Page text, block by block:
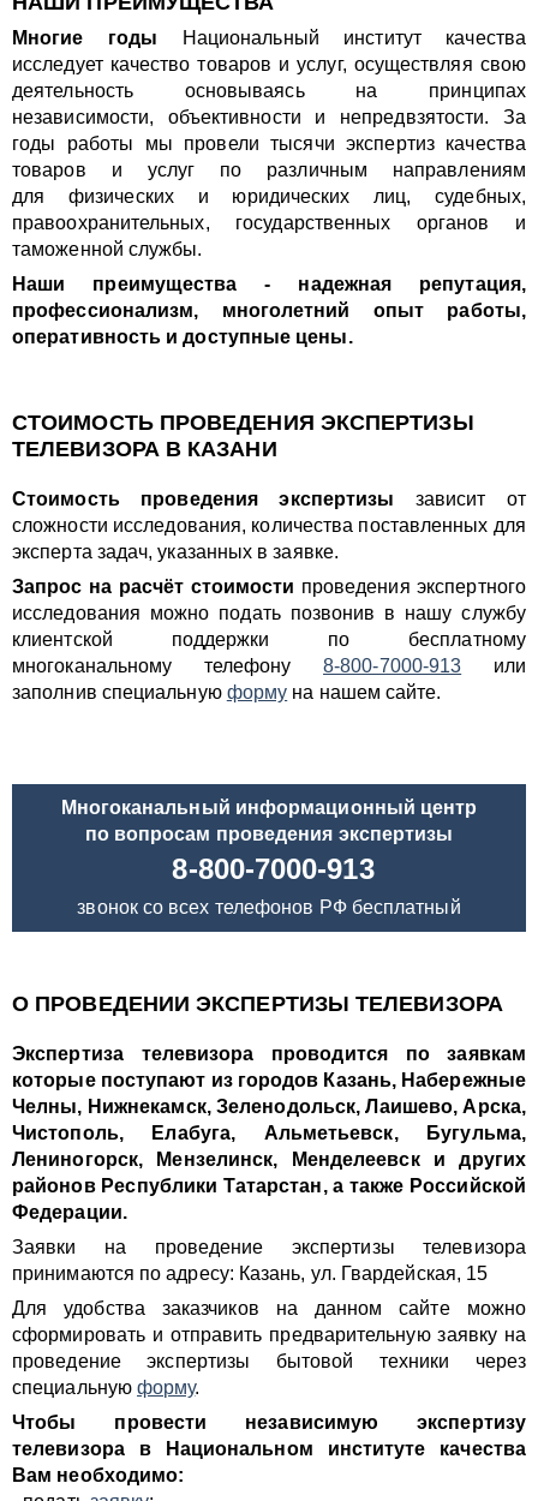
Многие годы Национальный институт качества
исследует качество товаров и услуг, осуществляя свою
деятельность основываясь на принципах
независимости, объективности и непредвзятости. За
годы работы мы провели тысячи экспертиз качества
товаров и услуг по различным направлениям
для физических и юридических лиц, судебных,
правоохранительных, государственных органов и
таможенной службы.
Наши преимущества - надежная репутация,
профессионализм, многолетний опыт работы,
оперативность и доступные цены.
СТОИМОСТЬ ПРОВЕДЕНИЯ ЭКСПЕРТИЗЫ
ТЕЛЕВИЗОРА В КАЗАНИ
Стоимость проведения экспертизы зависит от
сложности исследования, количества поставленных для
эксперта задач, указанных в заявке.
Запрос на расчёт стоимости проведения экспертного
исследования можно подать позвонив в нашу службу
клиентской поддержки по бесплатному
многоканальному телефону8-800-7000-913 или
заполнив специальную форму на нашем сайте.
Многоканальный информационный центр
по вопросам проведения экспертизы
8-800-7000-913
звонок со всех телефонов РФ бесплатный
О ПРОВЕДЕНИИ ЭКСПЕРТИЗЫ ТЕЛЕВИЗОРА
Экспертиза телевизора проводится по заявкам
которые поступают из городов Казань, Набережные
Челны, Нижнекамск, Зеленодольск, Лаишево, Арска,
Чистополь, Елабуга, Альметьевск, Бугульма,
Лениногорск, Мензелинск, Менделеевск и других
районов Республики Татарстан, а также Российской
Федерации.
Заявки на проведение экспертизы телевизора
принимаются по адресу: Казань, ул. Гвардейская, 15
Для удобства заказчиков на данном сайте можно
сформировать и отправить предварительную заявку на
проведение экспертизы бытовой техники через
специальнуюформу.
Чтобы провести независимую экспертизу
телевизора в Национальном институте качества
Вам необходимо: